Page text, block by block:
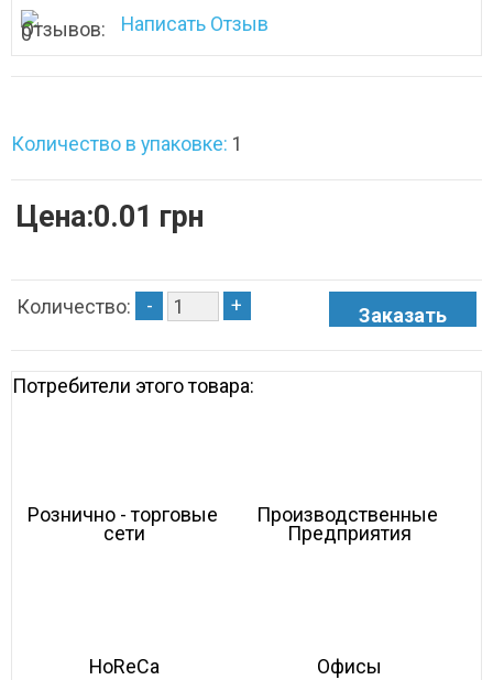
Написать Отзыв
Количество в упаковке: 1
Цена:0.01 грн
Количество: - +
Потребители этого товара:
Рознично - торговые
сети
Производственные
Предприятия
HoReCa Офисы